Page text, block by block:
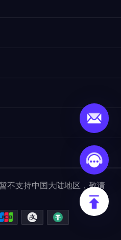
不支持中国大陆地区，敬请